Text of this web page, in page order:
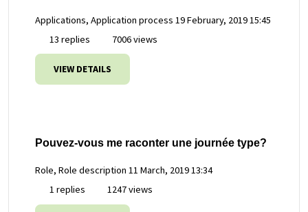
Applications, Application process 19 February, 2019 15:45
13 replies
7006 views
VIEW DETAILS
Pouvez-vous me raconter une journée type?
Role, Role description 11 March, 2019 13:34
1 replies
1247 views